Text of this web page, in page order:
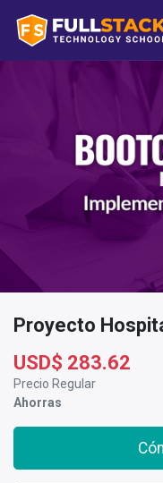
Proyecto
USD$ 283.62
Precio Regular
Ahorras